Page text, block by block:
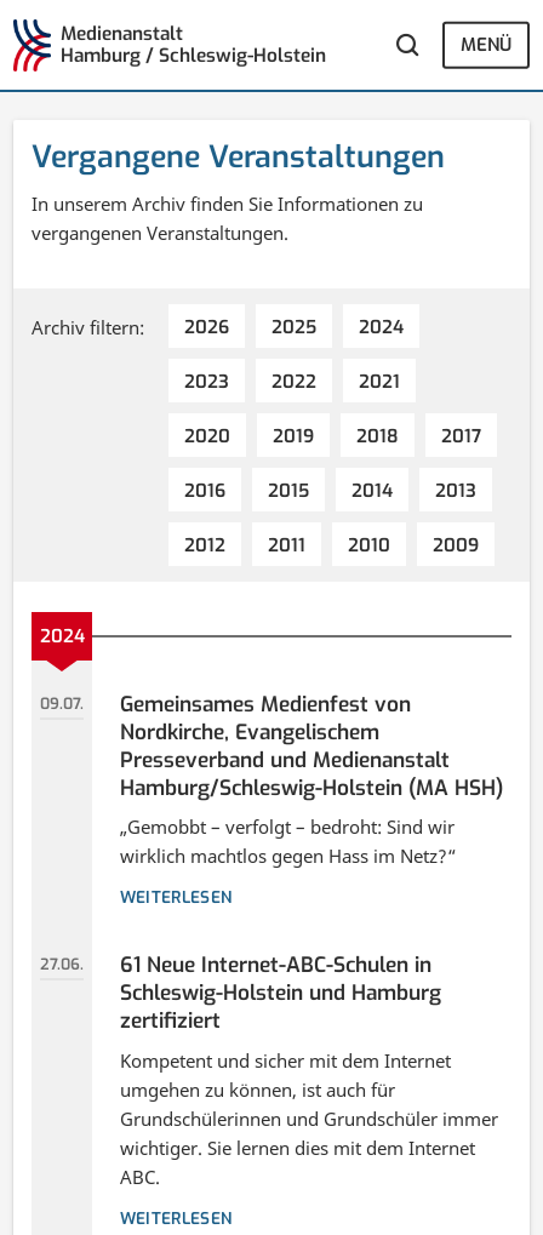
Medienanstalt
Hamburg / Schleswig-Holstein
MENÜ
Vergangene Veranstaltungen
In unserem Archiv finden Sie Informationen zu
vergangenen Veranstaltungen.
Archiv filtern: 2026 2025 2024
2023 2022 2021
2020 2019 2018 2017
2016 2015 2014 2013
2012 2011 2010 2009
2024
09.07.
Gemeinsames Medienfest von
Nordkirche, Evangelischem
Presseverband und Medienanstalt
Hamburg/Schleswig-Holstein (MA HSH)
„Gemobbt – verfolgt – bedroht: Sind wir
wirklich machtlos gegen Hass im Netz?“
WEITERLESEN
27.06.
61 Neue Internet-ABC-Schulen in
Schleswig-Holstein und Hamburg
zertifiziert
Kompetent und sicher mit dem Internet
umgehen zu können, ist auch für
Grundschülerinnen und Grundschüler immer
wichtiger. Sie lernen dies mit dem Internet
ABC.
WEITERLESEN